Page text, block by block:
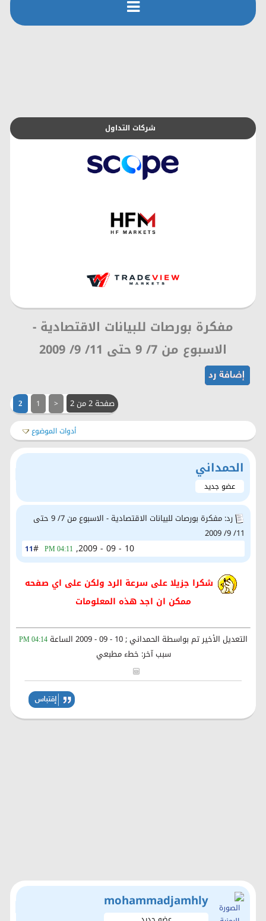
شركات التداول
مفكرة بورصات للبيانات الاقتصادية -
الاسبوع من 7/ 9 حتى 11/ 9/ 2009
صفحة 2 من 2 <
1
2
أدوات الموضوع
الحمداني
عضو جديد
رد: مفكرة بورصات للبيانات الاقتصادية - الاسبوع من 7/ 9 حتى
11/ 9/ 2009
11# 10 - 09 - 2009,
04:11 PM
شكرا جزيلا على سرعة الرد ولكن على اي صفحه
ممكن ان اجد هذه المعلومات
التعديل الأخير تم بواسطة الحمداني ; 10 - 09 - 2009 الساعة 04:14 PM
سبب آخر: خطء مطبعي
mohammadjamhly